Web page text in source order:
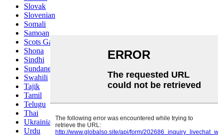
Slovak
Slovenian
Somali
Samoan
Scots Gaelic
Shona
Sindhi
Sundanese
Swahili
Tajik
Tamil
Telugu
Thai
Ukrainian
Urdu